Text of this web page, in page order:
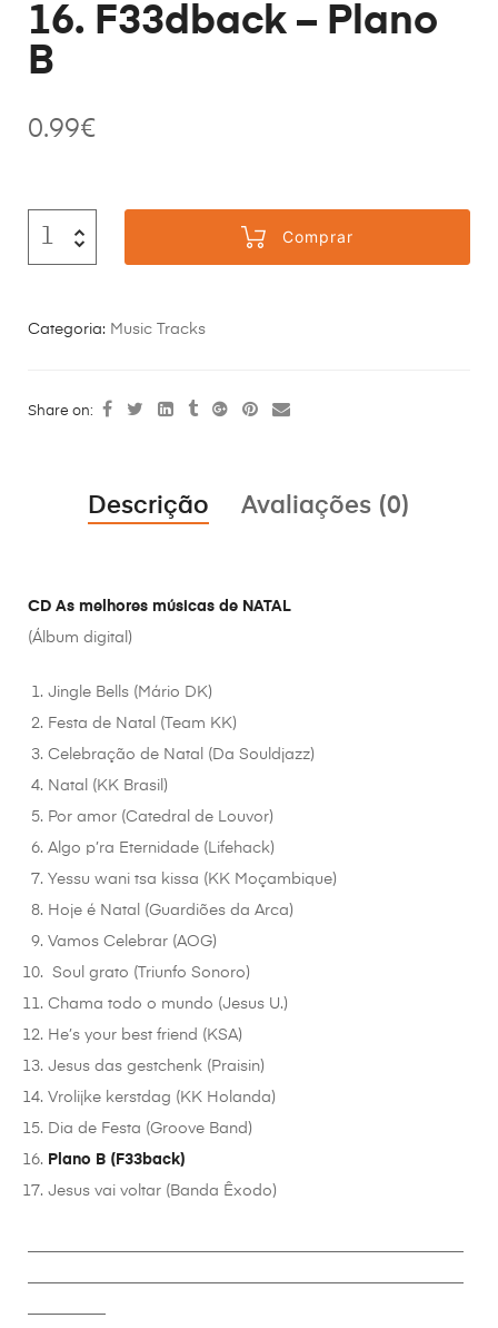
16. F33dback – Plano
B
0.99€
Comprar
Categoria: Music Tracks
Share on:
Descrição Avaliações (0)
CD As melhores músicas de NATAL
(Álbum digital)
Jingle Bells (Mário DK)
Festa de Natal (Team KK)
Celebração de Natal (Da Souldjazz)
Natal (KK Brasil)
Por amor (Catedral de Louvor)
Algo p’ra Eternidade (Lifehack)
Yessu wani tsa kissa (KK Moçambique)
Hoje é Natal (Guardiões da Arca)
Vamos Celebrar (AOG)
Soul grato (Triunfo Sonoro)
Chama todo o mundo (Jesus U.)
He’s your best friend (KSA)
Jesus das gestchenk (Praisin)
Vrolijke kerstdag (KK Holanda)
Dia de Festa (Groove Band)
Plano B (F33back)
Jesus vai voltar (Banda Êxodo)